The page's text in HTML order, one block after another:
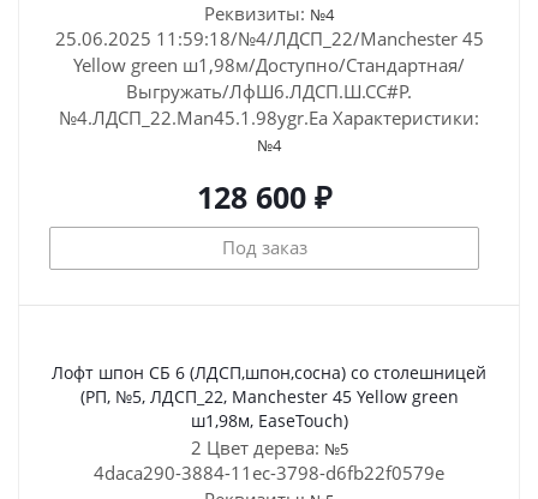
Реквизиты: №4
25.06.2025 11:59:18/№4/ЛДСП_22/Manchester 45
Yellow green ш1,98м/Доступно/Стандартная/
Выгружать/ЛфШ6.ЛДСП.Ш.СС#Р.
№4.ЛДСП_22.Man45.1.98ygr.Ea Характеристики:
№4
128 600 ₽
Под заказ
Лофт шпон СБ 6 (ЛДСП,шпон,сосна) со столешницей
(РП, №5, ЛДСП_22, Manchester 45 Yellow green
ш1,98м, EaseTouch)
2 Цвет дерева: №5
4daca290-3884-11ec-3798-d6fb22f0579e